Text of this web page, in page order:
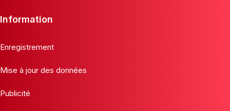
Information
Enregistrement
Mise à jour des données
Publicité